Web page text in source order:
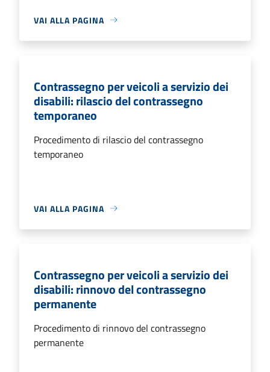
VAI ALLA PAGINA
Contrassegno per veicoli a servizio dei
disabili: rilascio del contrassegno
temporaneo
Procedimento di rilascio del contrassegno
temporaneo
VAI ALLA PAGINA
Contrassegno per veicoli a servizio dei
disabili: rinnovo del contrassegno
permanente
Procedimento di rinnovo del contrassegno
permanente